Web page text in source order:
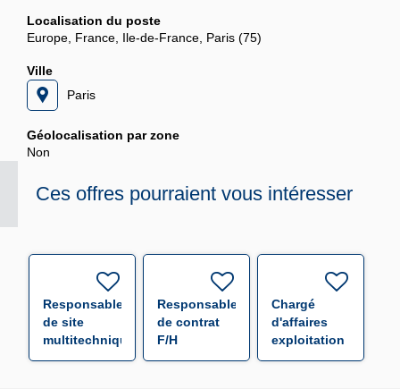
Localisation du poste
Europe, France, Ile-de-France, Paris (75)
Ville
Paris
Géolocalisation par zone
Non
Ces offres pourraient vous intéresser
Responsable
de site
multitechnique
Anglais
Responsable
de contrat
F/H
Chargé
d'affaires
exploitation
F/H